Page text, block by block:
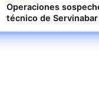
Operaciones
técnico de Servinabar